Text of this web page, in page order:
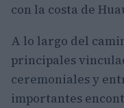
con la costa de
A lo largo del
principales
ceremoniales y
importantes